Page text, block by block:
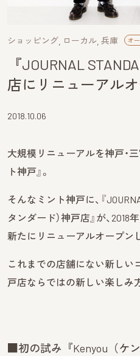
ショッピング ローカル 兵庫 オ
『JOURNAL
店にリニューアルオ
2018.10.06
大規模リニューアルを神戸・
ト神戸』。
そんなミント神戸に、『
タンダード）神戸店』が、2018
新たにリニューアルオープン
これまでの店舗にない新しい
戸店ならではの新しい楽しみ
■初の試み『Kenyou（ケ